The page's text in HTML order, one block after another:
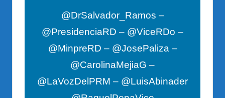
@DrSalvador_Ramos –
@PresidenciaRD – @ViceRDo –
@MinpreRD – @JosePaliza –
@CarolinaMejiaG –
@LaVozDelPRM – @LuisAbinader